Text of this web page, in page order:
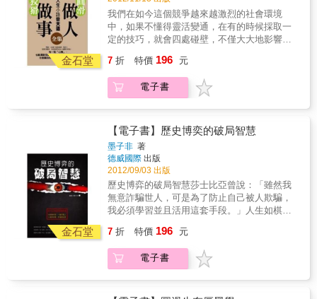
了決策的正確，習慣了身邊人對自己的附
和……於是對於可能出現的失敗會變得難以接
受，進而逃避之，以致在錯誤的路上越走越
遠。
金石堂
我們在如今這個競爭越來越激烈的社會環境
中，如果不懂得靈活變通，在有的時候採取一
定的技巧，就會四處碰壁，不僅大大地影響到
的障礙。這裡的靈活變通，指的就是我們在為
人處世的時候，“圓滑”一點，“狡猾”一點。但是
提醒注意的是，這裡的圓滑與狡猾，並不是沒
的痛苦之上；它只是為人處世的一種智慧和謀
略，是讓我們在現今的環境中，如何更好的把
握住機遇，少走一些彎路，更為輕鬆、順利、
便捷地把事情做好，實現自我人生理想，成就
自我一生智慧和謀略。本書特色世事多變化，
人生如戲，人心叵測，作人做事的時候就應當
圓滑狡猾一點，要學會深藏不露，要懂得適時
地裝裝糊塗，多一點提防之心，多一點應對之
道，唯有如此，才能真正的走向成功。當我們
時，一定要做到：爭、借、謀。這三個字可以
說是通往圓滑人生的3字要訣。圓滑是做人的一
種智慧，狡猾是生存的一種技巧，在競爭激烈
的社會環境中，無論是誰要出位，想獲得成
7 折 特價 196 元
電子書
金石堂
【電子書】歷史博奕的破局智慧
墨子非 著
德威國際 出版
2012/09/03 出版
歷史博弈的破局智慧莎士比亞曾說：「雖然我
無意詐騙世人，可是為了防止自己被人欺騙，
我必須學習並且活用這套手段。」人生如棋
成為輸家、成為棋子，同流於陰謀詭計之中，
那就只能打翻棋盤，將其破局以重新制定規
則。本書藉由識局、觀局、穩局、攪局到最後
7 折 特價 196 元
電子書